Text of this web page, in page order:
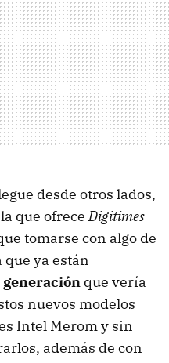
desde otros lados,
que ofreceDigitimes
tomarse con algo de
ya están
generación que vería
nuevos modelos
Intel Merom y sin
además de con